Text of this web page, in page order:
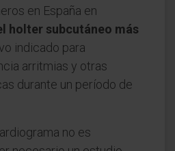
en España en
holter subcutáneo más
indicado para
arritmias y otras
durante un período de
no es